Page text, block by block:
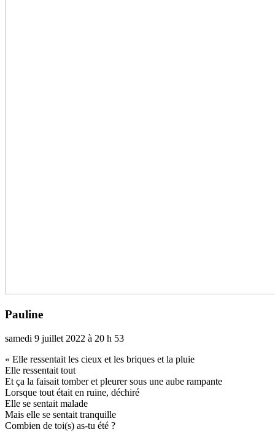
Pauline
samedi 9 juillet 2022 à 20 h 53
« Elle res­sen­tait les cieux et les bri­ques et la pluie
Elle res­sen­tait tout
Et ça la fai­sait tomber et pleu­rer sous une aube ram­pante
Lorsque tout était en ruine, déchiré
Elle se sen­tait malade
Mais elle se sen­tait tran­quille
Combien de toi(s) as-tu été ?